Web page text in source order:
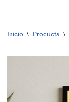
Inicio \ Products \